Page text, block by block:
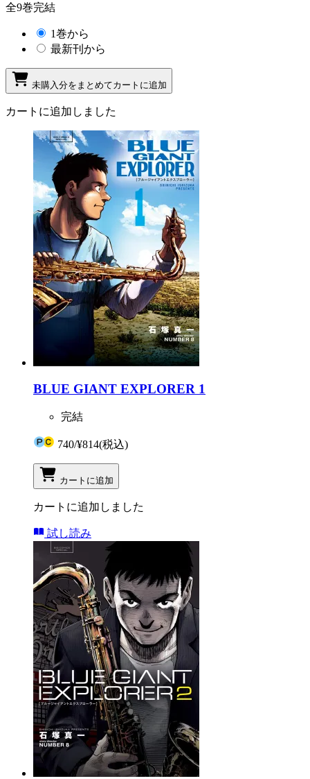
全9巻完結
1巻から
最新刊から
未購入分をまとめてカートに追加
カートに追加しました
BLUE GIANT EXPLORER 1
完結
740/¥814(税込)
カートに追加
カートに追加しました
試し読み